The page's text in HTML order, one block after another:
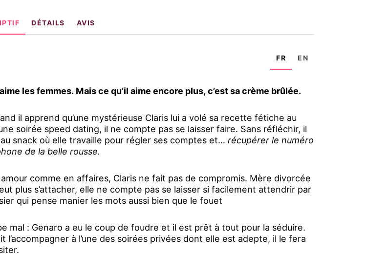
DÉTAILS AVIS
FR EN
les femmes. Mais ce qu’il aime encore plus, c’est sa crème brûlée.
il apprend qu’une mystérieuse Claris lui a volé sa recette fétiche au
soirée speed dating, il ne compte pas se laisser faire. Sans réfléchir, il
snack où elle travaille pour régler ses comptes et… récupérer le numéro
de la belle rousse.
comme en affaires, Claris ne fait pas de compromis. Mère divorcée
plus s’attacher, elle ne compte pas se laisser si facilement attendrir par
qui pense manier les mots aussi bien que le fouet
mal : Genaro a eu le coup de foudre et il est prêt à tout pour la séduire.
l’accompagner à l’une des soirées privées dont elle est adepte, il le fera